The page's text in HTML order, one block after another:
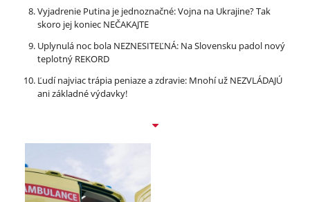
Vyjadrenie Putina je jednoznačné: Vojna na Ukrajine? Tak
skoro jej koniec NEČAKAJTE
Uplynulá noc bola NEZNESITEĽNÁ: Na Slovensku padol nový
teplotný REKORD
Ľudí najviac trápia peniaze a zdravie: Mnohí už NEZVLÁDAJÚ
ani základné výdavky!